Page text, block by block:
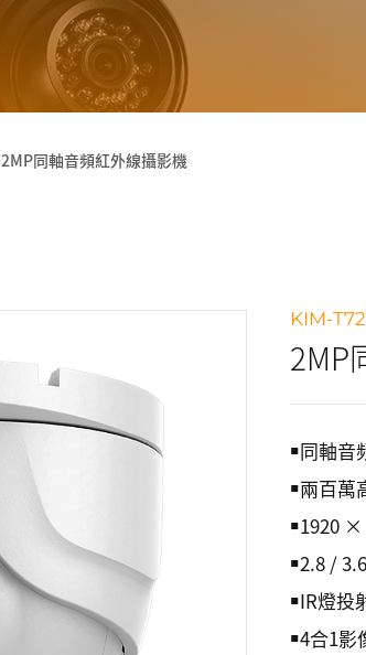
2MP同軸音頻紅外線攝影機
KIM-
2MP
￭同軸音
￭兩百萬
￭1920 ×
￭2.8 /
￭IR燈投
￭4合1影